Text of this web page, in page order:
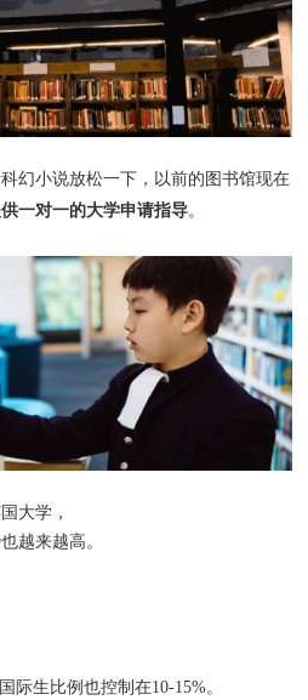
幻小说放松一下，以前的图书馆现在
一对一的大学申请指导。
大学，
越来越高。
际生比例也控制在10-15%。